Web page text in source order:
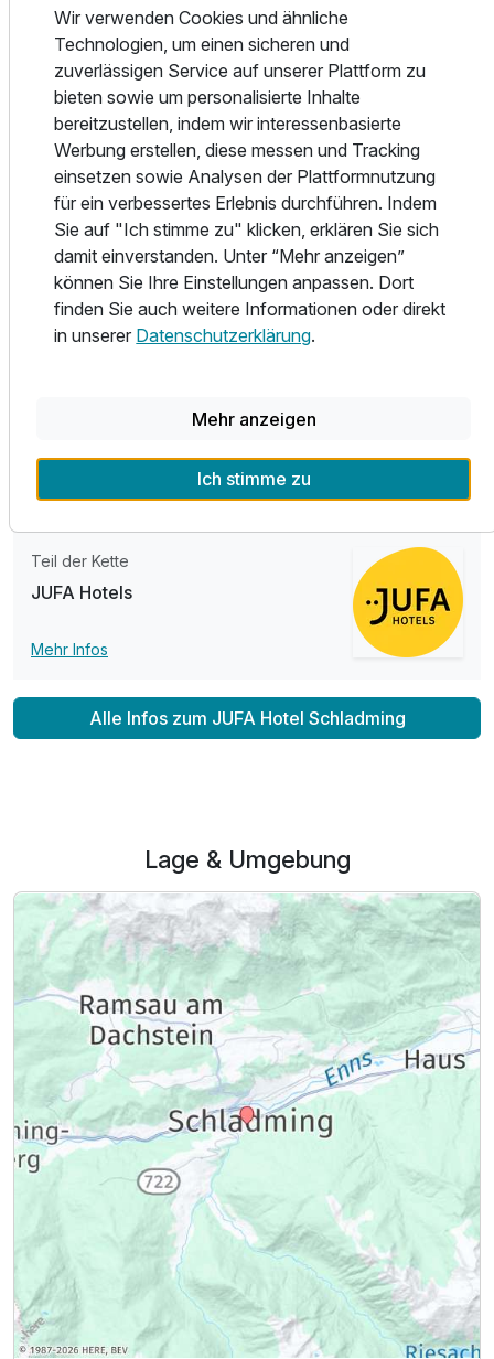
Ausstattung
Ausstattung
Für 4 Tage p.P. ab 195,00 €
Familienzimmer B
2 Erwachsene und 2 Kinder
Erlebnisbereich mit Kletterwand und Tischtennis. Kinder
freuen sich über den Spielplatz direkt beim Hotel, während
Erwachsene in der Finnischen Sauna, dem Dampfbad oder
der Infrarotkabine entspannen. Nach einem aktiven Tag
laden wir Sie ein, in unserem gemütlichen Café einen frisch
gebrühten Kaffee mit hausgemachtem Kuchen zu
genießen.
Dank der zentralen Lage ist auch die lebendige Innenstadt
von Schladming in wenigen Schritten erreichbar – ideal für
einen abendlichen Stadtbummel mit der ganzen Familie.
Freuen Sie sich auf eine große Auswahl an modernen und
Hotel kostenfreies WLAN zur Verfügung. Das JUFA Hotel
Schladming*** ist zudem barrierefrei und somit auch für
Gäste mit besonderen Bedürfnissen bestens geeignet.
Teil der Kette
JUFA Hotels
Mehr Infos
Alle Infos zum JUFA Hotel Schladming
Lage & Umgebung
Wir verwenden Cookies und ähnliche
Technologien, um einen sicheren und
zuverlässigen Service auf unserer Plattform zu
bieten sowie um personalisierte Inhalte
bereitzustellen, indem wir interessenbasierte
Werbung erstellen, diese messen und Tracking
einsetzen sowie Analysen der Plattformnutzung
für ein verbessertes Erlebnis durchführen. Indem
Sie auf "Ich stimme zu" klicken, erklären Sie sich
damit einverstanden. Unter “Mehr anzeigen”
können Sie Ihre Einstellungen anpassen. Dort
finden Sie auch weitere Informationen oder direkt
in unserer Datenschutzerklärung.
Mehr anzeigen
Ich stimme zu